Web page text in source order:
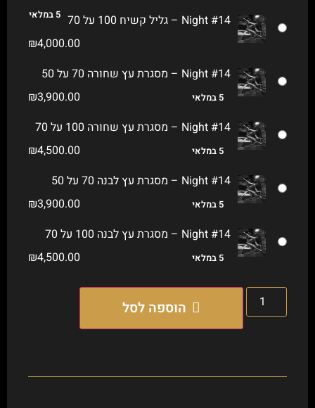
Night #14 – גליל קשיח 100 על 70
₪4,000.00
5 במלאי
Night #14 – מסגרת עץ שחורה 70 על 50
₪3,900.00 5 במלאי
Night #14 – מסגרת עץ שחורה 100 על 70
₪4,500.00 5 במלאי
Night #14 – מסגרת עץ לבנה 70 על 50
₪3,900.00 5 במלאי
Night #14 – מסגרת עץ לבנה 100 על 70
₪4,500.00 5 במלאי
הוספה לסל